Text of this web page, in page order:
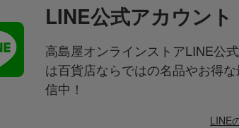
LINE公式アカウント
高島屋オンラインストアLINE公
は百貨店ならではの名品やお得
信中！
LINE